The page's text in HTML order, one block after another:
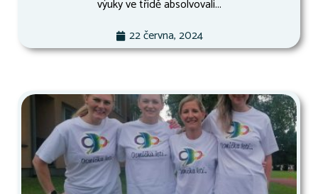
výuky ve třídě absolvovali...
22 června, 2024